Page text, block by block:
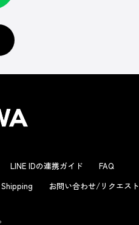
LINE IDの連携ガイド
FAQ
お問い合わせ/リクエスト